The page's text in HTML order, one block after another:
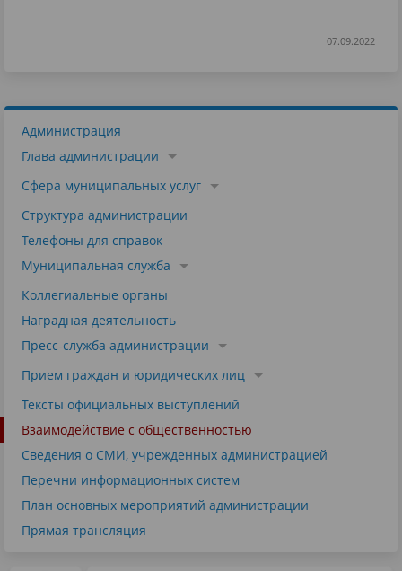
07.09.2022
Администрация
Глава администрации
Сфера муниципальных услуг
Структура администрации
Телефоны для справок
Муниципальная служба
Коллегиальные органы
Наградная деятельность
Пресс-служба администрации
Прием граждан и юридических лиц
Тексты официальных выступлений
Взаимодействие с общественностью
Сведения о СМИ, учрежденных администрацией
Перечни информационных систем
План основных мероприятий администрации
Прямая трансляция